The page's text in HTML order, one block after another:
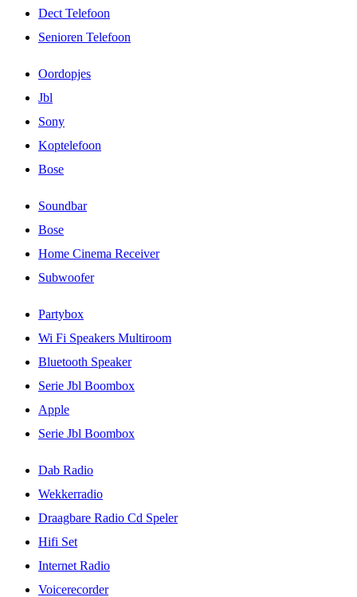
Dect Telefoon
Senioren Telefoon
Oordopjes
Jbl
Sony
Koptelefoon
Bose
Soundbar
Bose
Home Cinema Receiver
Subwoofer
Partybox
Wi Fi Speakers Multiroom
Bluetooth Speaker
Serie Jbl Boombox
Apple
Serie Jbl Boombox
Dab Radio
Wekkerradio
Draagbare Radio Cd Speler
Hifi Set
Internet Radio
Voicerecorder